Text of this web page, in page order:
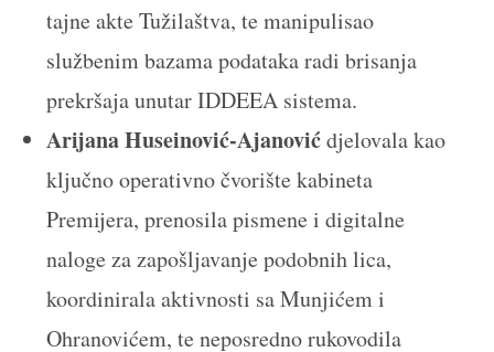
tajne akte Tužilaštva, te manipulisao
službenim bazama podataka radi brisanja
prekršaja unutar IDDEEA sistema.
Arijana Huseinović-Ajanovićdjelovala kao
ključno operativno čvorište kabineta
Premijera, prenosila pismene i digitalne
naloge za zapošljavanje podobnih lica,
koordinirala aktivnosti sa Munjićem i
Ohranovićem, te neposredno rukovodila